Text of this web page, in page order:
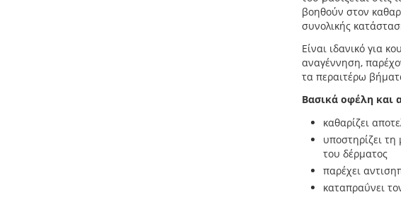
βοηθούν στον
συνολικής
Είναι ιδανικό για
αναγέννηση,
τα περαιτέρω
Βασικά οφέλη και
καθαρίζει
υποστηρίζει τη
του δέρματος
παρέχει
καταπραΰνει